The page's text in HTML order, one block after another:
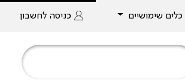
כלים שימושיים כניסה לחשבון